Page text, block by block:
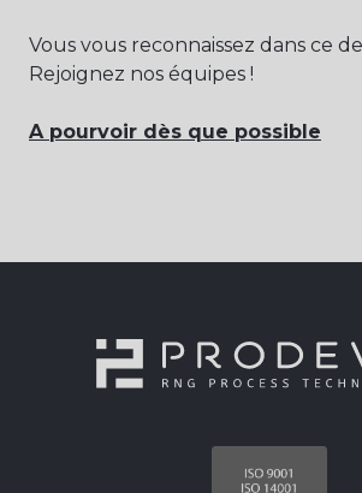
Vous vous reconnaissez dans ce
Rejoignez nos équipes !
A pourvoir dès que possible